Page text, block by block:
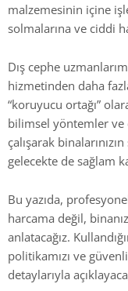
malzemesinin içine
solmalarına ve ciddi
Dış cephe
hizmetinden daha
“koruyucu ortağı”
bilimsel yöntemler ve
çalışarak
gelecekte de sağlam
Bu yazıda,
harcama değil,
anlatacağız.
politikamızı ve
detaylarıyla